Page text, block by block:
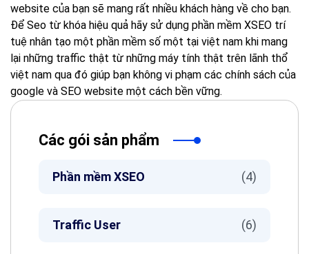
website của bạn sẽ mang rất nhiều khách hàng về cho bạn.
Để Seo từ khóa hiệu quả hãy sử dụng phần mềm XSEO trí
tuệ nhân tạo một phần mềm số một tại việt nam khi mang
lại những traffic thật từ những máy tính thật trên lãnh thổ
việt nam qua đó giúp bạn không vi phạm các chính sách của
google và SEO website một cách bền vững.
Các gói sản phẩm
Phần mềm XSEO (4)
Traffic User (6)